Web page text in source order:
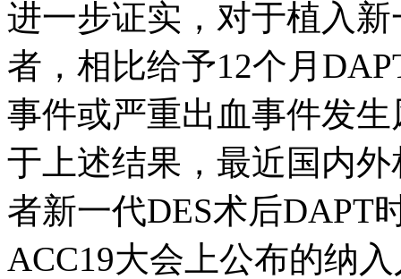
进一步证实，对于植入
者，相比给予12个月
事件或严重出血事件发
于上述结果，最近国内
者新一代DES术后DAPT
ACC19大会上公布的纳